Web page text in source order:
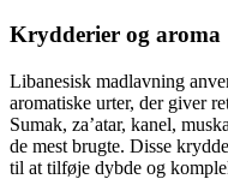
Krydderier og aroma
Libanesisk madlavning
aromatiske urter, der giver
Sumak, za’atar, kanel,
de mest brugte. Disse
til at tilføje dybde og